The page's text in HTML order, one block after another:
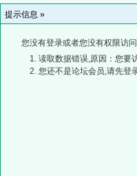
提示信息 »
您没有登录或者您没有权限访
读取数据错误,原因：您要
您还不是论坛会员,请先登